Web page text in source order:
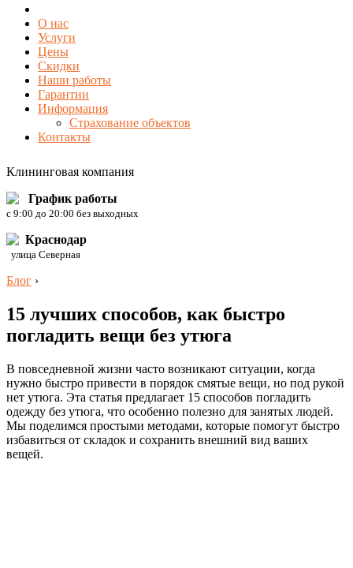
О нас
Услуги
Цены
Скидки
Наши работы
Гарантии
Информация
Страхование объектов
Контакты
Клининговая компания
График работы
c 9:00 до 20:00 без выходных
Краснодар
улица Северная
Блог ›
15 лучших способов, как быстро
погладить вещи без утюга
В повседневной жизни часто возникают ситуации, когда
нужно быстро привести в порядок смятые вещи, но под рукой
нет утюга. Эта статья предлагает 15 способов погладить
одежду без утюга, что особенно полезно для занятых людей.
Мы поделимся простыми методами, которые помогут быстро
избавиться от складок и сохранить внешний вид ваших
вещей.